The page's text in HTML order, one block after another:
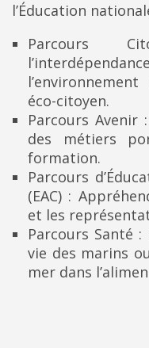
l’Éducation
Parcours
éco-citoyen.
Parcours Avenir
des métiers
formation.
Parcours
(EAC) :
et les
Parcours Santé
vie des marins
mer dans